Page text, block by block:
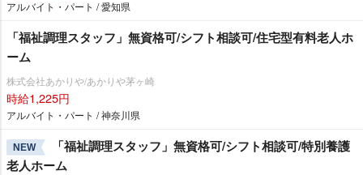
アルバイト・パート / 愛知県
「福祉調理スタッフ」無資格可/シフト相談可/住宅型有料老人ホ
ーム
株式会社あかりや/あかりや茅ヶ崎
時給1,225円
アルバイト・パート / 神奈川県
NEW
「福祉調理スタッフ」無資格可/シフト相談可/特別養護
老人ホーム